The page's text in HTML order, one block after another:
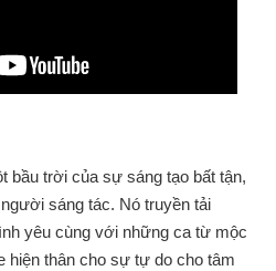
bầu trời của sự sáng tạo bất tận,
sáng tác. Nó truyền tải
yêu cùng với những ca từ mộc
hiện thân cho sự tự do cho tâm